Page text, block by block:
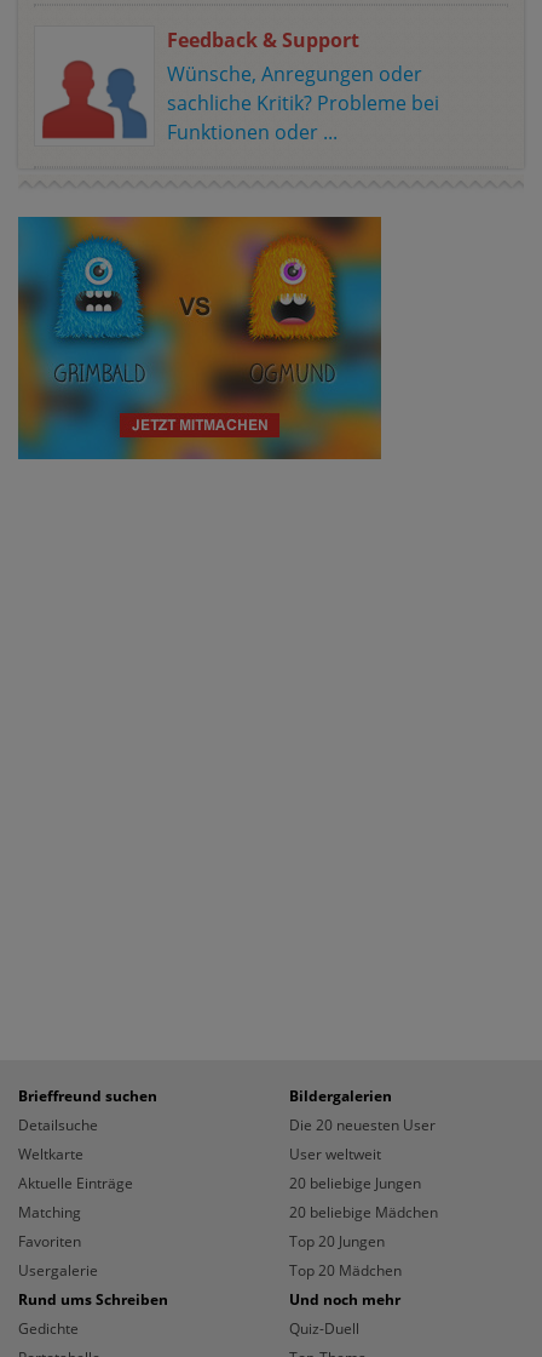
Feedback & Support
Wünsche, Anregungen oder
sachliche Kritik? Probleme bei
Funktionen oder ...
Brieffreund suchen
Detailsuche
Weltkarte
Aktuelle Einträge
Matching
Favoriten
Usergalerie
Bildergalerien
Die 20 neuesten User
User weltweit
20 beliebige Jungen
20 beliebige Mädchen
Top 20 Jungen
Top 20 Mädchen
Rund ums Schreiben
Gedichte
Und noch mehr
Quiz-Duell